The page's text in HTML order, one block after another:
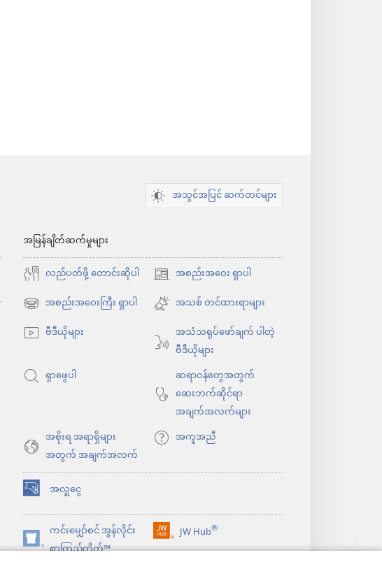
အသွင်အပြင် ဆက်တင်များ
အမြန်ချိတ်ဆက်မှုများ
လည်ပတ်ဖို့ တောင်းဆိုပါ
အစည်းအဝေး ရှာပါ
(window
အသစ်
င့်
နေ
တယ်)
အစည်းအဝေးကြီး ရှာပါ
(window
အသစ်
င့်
နေ
အသစ် တင်ထားရာများ
ဗီဒီယိုများ
အသံသရုပ်ဖော်ချက် ပါတဲ့
ဗီဒီယိုများ
ရှာဖွေပါ
ဆရာဝန်တွေအတွက်
ဆေးဘက်ဆိုင်ရာ
အချက်အလက်များ
အစိုးရ အရာရှိများ
အတွက် အချက်အလက်
အကူအညီ
အလှူငွေ
(window
အသစ်
ဖွ
င့်
ကင်းမျှော်စင် အွန်လိုင်း
စာကြည့်တိုက်™
(window
JW Hub®
(window